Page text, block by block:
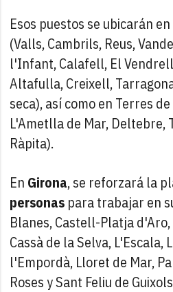
Esos puestos se ubicarán
(Valls, Cambrils, Reus,
l'Infant, Calafell, El
Altafulla, Creixell,
seca), así como en Terres
L'Ametlla de Mar, Deltebre,
Ràpita).
En Girona, se reforzará la
personas para trabajar en
Blanes, Castell-Platja
Cassà de la Selva, L'Escala,
l'Empordà, Lloret de Mar,
Roses y Sant Feliu de